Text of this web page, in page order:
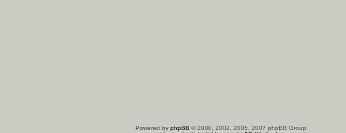
Powered by phpBB © 2000, 2002, 2005, 2007 phpBB Group